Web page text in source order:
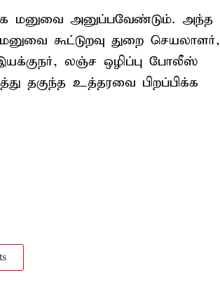
மனுவை அனுப்பவேண்டும். அந்த
கூட்டுறவு துறை செயலாளர்,
லஞ்ச ஒழிப்பு போலீஸ்
தகுந்த உத்தரவை பிறப்பிக்க